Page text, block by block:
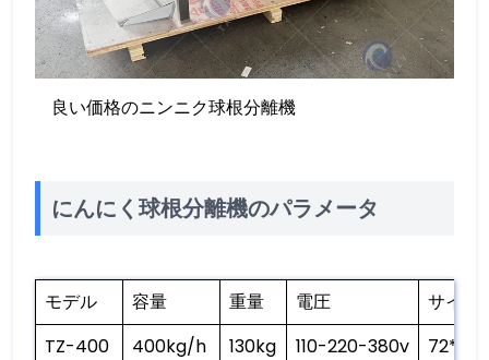
良い価格のニンニク球根分離機
にんにく球根分離機のパラメータ
モデル 容量 重量 電圧
サイズ
TZ-400
400kg/h 130kg 110-220-380v